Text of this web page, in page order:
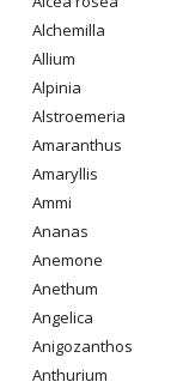
Alchemilla
Allium
Alpinia
Alstroemeria
Amaranthus
Amaryllis
Ammi
Ananas
Anemone
Anethum
Angelica
Anigozanthos
Anthurium